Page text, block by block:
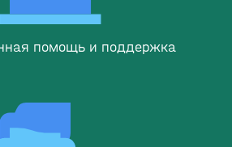
помощь и поддержка